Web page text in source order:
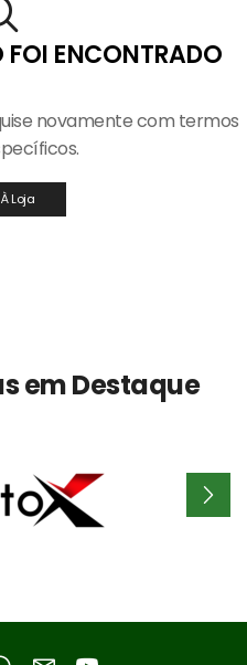
FOI ENCONTRADO
novamente com termos
Loja
em Destaque